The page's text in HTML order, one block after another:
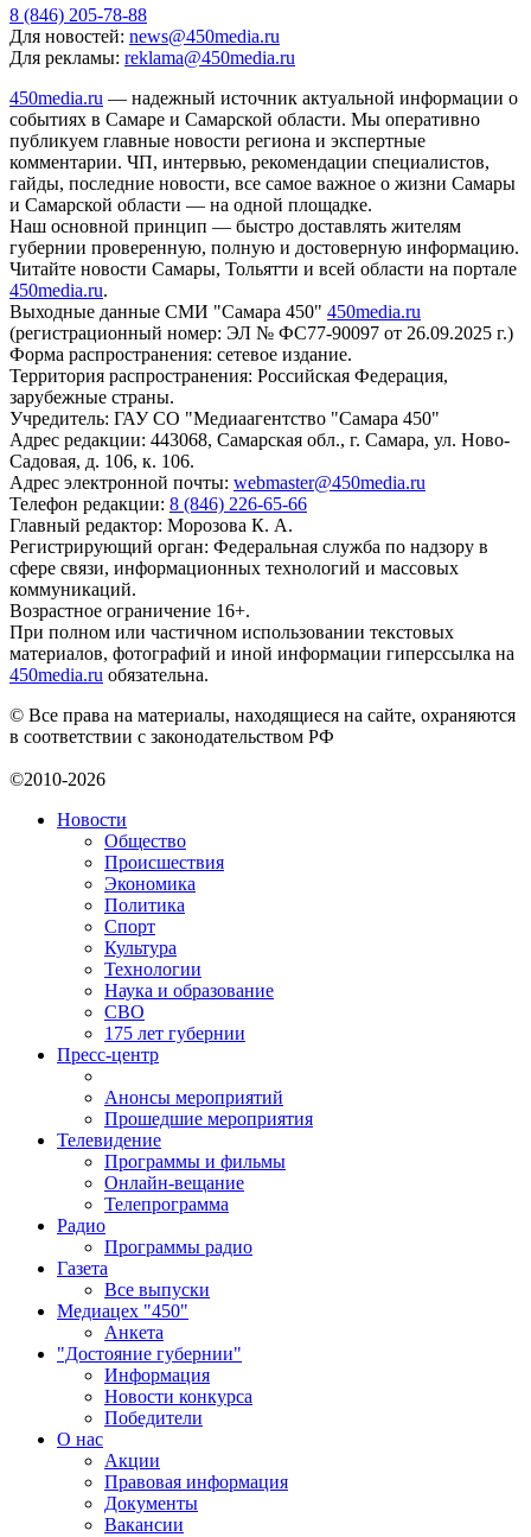
8 (846) 205-78-88
Для новостей: news@450media.ru
Для рекламы: reklama@450media.ru
450media.ru — надежный источник актуальной информации о
событиях в Самаре и Самарской области. Мы оперативно
публикуем главные новости региона и экспертные
комментарии. ЧП, интервью, рекомендации специалистов,
гайды, последние новости, все самое важное о жизни Самары
и Самарской области — на одной площадке.
Наш основной принцип — быстро доставлять жителям
губернии проверенную, полную и достоверную информацию.
Читайте новости Самары, Тольятти и всей области на портале
450media.ru.
Выходные данные СМИ "Самара 450" 450media.ru
(регистрационный номер: ЭЛ № ФС77-90097 от 26.09.2025 г.)
Форма распространения: сетевое издание.
Территория распространения: Российская Федерация,
зарубежные страны.
Учредитель: ГАУ СО "Медиаагентство "Самара 450"
Адрес редакции: 443068, Самарская обл., г. Самара, ул. Ново-
Садовая, д. 106, к. 106.
Адрес электронной почты: webmaster@450media.ru
Телефон редакции: 8 (846) 226-65-66
Главный редактор: Морозова К. А.
Регистрирующий орган: Федеральная служба по надзору в
сфере связи, информационных технологий и массовых
коммуникаций.
Возрастное ограничение 16+.
При полном или частичном использовании текстовых
материалов, фотографий и иной информации гиперссылка на
450media.ru обязательна.
© Все права на материалы, находящиеся на сайте, охраняются
в соответствии с законодательством РФ
©2010-2026
Новости
Общество
Происшествия
Экономика
Политика
Спорт
Культура
Технологии
Наука и образование
СВО
175 лет губернии
Пресс-центр
Анонсы мероприятий
Прошедшие мероприятия
Телевидение
Программы и фильмы
Онлайн-вещание
Телепрограмма
Радио
Программы радио
Газета
Все выпуски
Медиацех "450"
Анкета
"Достояние губернии"
Информация
Новости конкурса
Победители
О нас
Акции
Правовая информация
Документы
Вакансии